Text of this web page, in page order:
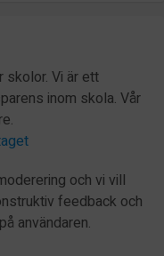
skolor. Vi är ett
inom skola. Vår
och vi vill
feedback och
användaren.